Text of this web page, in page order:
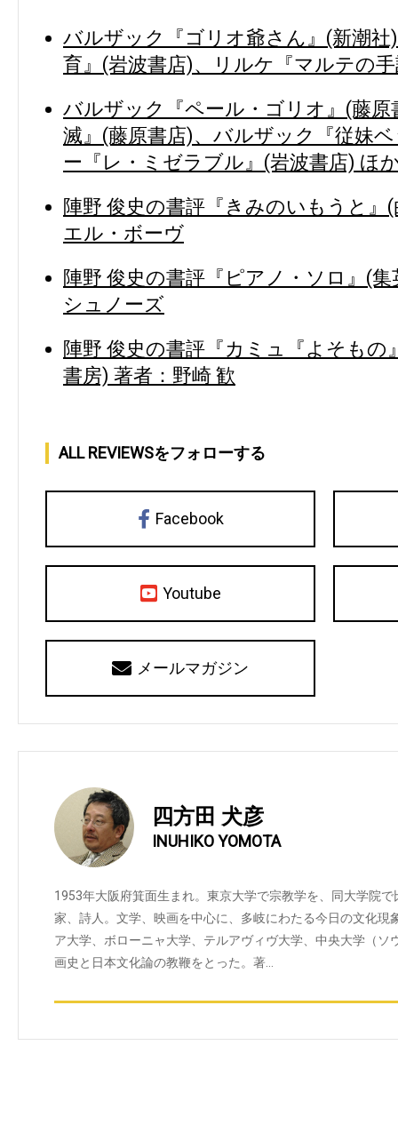
バルザック『ゴリオ爺さん』(新潮
育』(岩波書店)、リルケ『マルテの
バルザック『ペール・ゴリオ』(藤
滅』(藤原書店)、バルザック『従妹
ー『レ・ミゼラブル』(岩波書店) ほ
陣野 俊史の書評『きみのいもうと』
エル・ボーヴ
陣野 俊史の書評『ピアノ・ソロ』(
シュノーズ
陣野 俊史の書評『カミュ『よそも
書房) 著者：野崎 歓
ALL REVIEWSをフォローする
Facebook
Youtube
メールマガジン
四方田 犬彦
INUHIKO YOMOTA
1953年大阪府箕面生まれ。東京大学で宗教学を、同大学院
家、詩人。文学、映画を中心に、多岐にわたる今日の文化現
ア大学、ボローニャ大学、テルアヴィヴ大学、中央大学（ソ
画史と日本文化論の教鞭をとった。著…